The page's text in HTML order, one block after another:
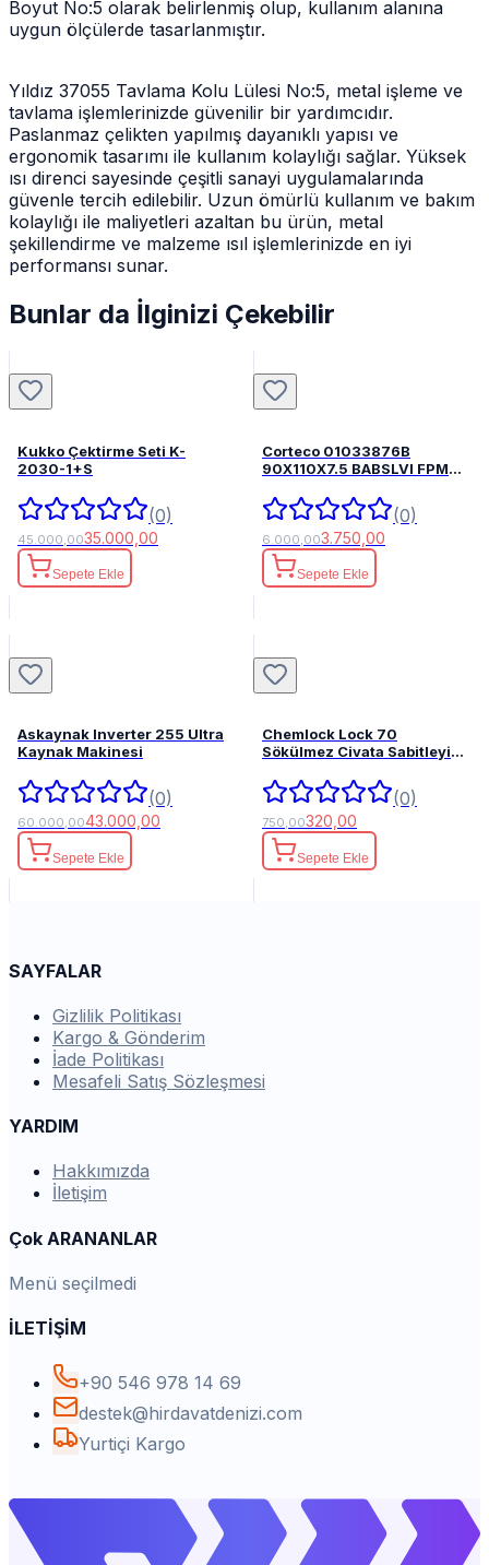
Boyut No:5 olarak belirlenmiş olup, kullanım alanına
uygun ölçülerde tasarlanmıştır.
Yıldız 37055 Tavlama Kolu Lülesi No:5, metal işleme ve
tavlama işlemlerinizde güvenilir bir yardımcıdır.
Paslanmaz çelikten yapılmış dayanıklı yapısı ve
ergonomik tasarımı ile kullanım kolaylığı sağlar. Yüksek
ısı direnci sayesinde çeşitli sanayi uygulamalarında
güvenle tercih edilebilir. Uzun ömürlü kullanım ve bakım
kolaylığı ile maliyetleri azaltan bu ürün, metal
şekillendirme ve malzeme ısıl işlemlerinizde en iyi
performansı sunar.
Bunlar da İlginizi Çekebilir
Kukko Çektirme Seti K-
2030-1+S
(0)
45.000,0035.000,00
Sepete Ekle
Corteco 01033876B
90X110X7.5 BABSLVI FPM
(0)
6.000,003.750,00
Sepete Ekle
Askaynak Inverter 255 Ultra
Kaynak Makinesi
(0)
60.000,0043.000,00
Sepete Ekle
Chemlock Lock 70
Sökülmez Civata Sabitleyici
(0)
750,00320,00
Sepete Ekle
SAYFALAR
Gizlilik Politikası
Kargo & Gönderim
İade Politikası
Mesafeli Satış Sözleşmesi
YARDIM
Hakkımızda
İletişim
Çok ARANANLAR
Menü seçilmedi
İLETİŞİM
+90 546 978 14 69
destek@hirdavatdenizi.com
Yurtiçi Kargo